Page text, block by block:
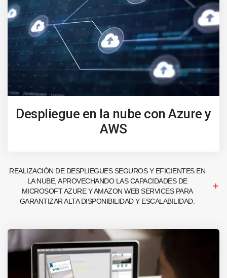
Despliegue en la nube con Azure y
AWS
REALIZACIÓN DE DESPLIEGUES SEGUROS Y EFICIENTES EN
LA NUBE, APROVECHANDO LAS CAPACIDADES DE
MICROSOFT AZURE Y AMAZON WEB SERVICES PARA
GARANTIZAR ALTA DISPONIBILIDAD Y ESCALABILIDAD.